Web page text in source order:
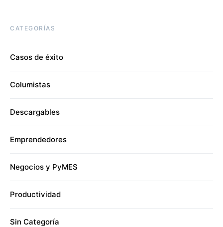
CATEGORÍAS
Casos de éxito
Columistas
Descargables
Emprendedores
Negocios y PyMES
Productividad
Sin Categoría